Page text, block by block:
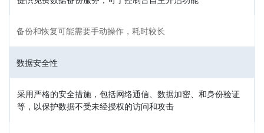
备份和恢复可能需要手动操作，耗时较长
数据安全性
采用严格的安全措施，包括网络通信、数据加密、和身份验证
等，以保护数据不受未经授权的访问和攻击